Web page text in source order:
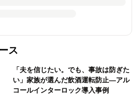
ス
「夫を信じたい。でも、事故は防ぎた
い」家族が選んだ飲酒運転防止―アル
コールインターロック導入事例